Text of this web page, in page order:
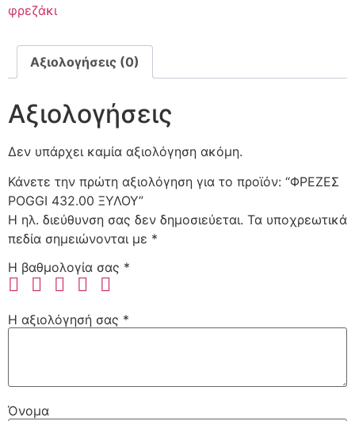
φρεζάκι
Αξιολογήσεις (0)
Αξιολογήσεις
Δεν υπάρχει καμία αξιολόγηση ακόμη.
Κάνετε την πρώτη αξιολόγηση για το προϊόν: “ΦΡΕΖΕΣ
POGGI 432.00 ΞΥΛΟΥ”
Η ηλ. διεύθυνση σας δεν δημοσιεύεται. Τα υποχρεωτικά
πεδία σημειώνονται με *
Η βαθμολογία σας *
Η αξιολόγησή σας *
Όνομα